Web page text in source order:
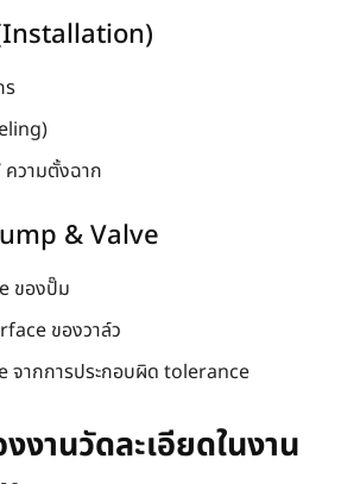
ร
ความตั้งฉาก
& Valve
ของปั๊ม
ของวาล์ว
จากการประกอบผิด tolerance
งานวัดละเอียดในงาน